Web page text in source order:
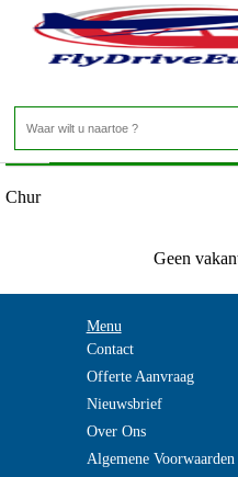
Zwitserland -
Home>
Chur
Geen
Menu
Contact
Offerte Aanvraag
Nieuwsbrief
Over Ons
Algemene Voorwaarden